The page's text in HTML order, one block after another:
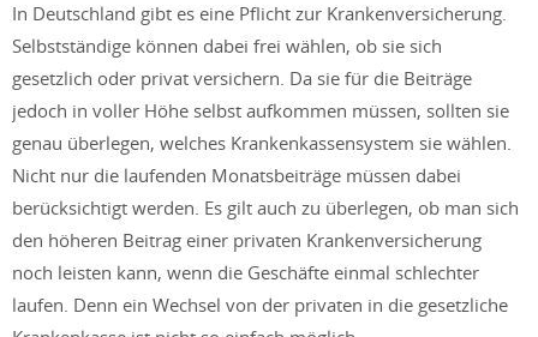
In Deutschland gibt es eine Pflicht zur Krankenversicherung.
Selbstständige können dabei frei wählen, ob sie sich
gesetzlich oder privat versichern. Da sie für die Beiträge
jedoch in voller Höhe selbst aufkommen müssen, sollten sie
genau überlegen, welches Krankenkassensystem sie wählen.
Nicht nur die laufenden Monatsbeiträge müssen dabei
berücksichtigt werden. Es gilt auch zu überlegen, ob man sich
den höheren Beitrag einer privaten Krankenversicherung
noch leisten kann, wenn die Geschäfte einmal schlechter
laufen. Denn ein Wechsel von der privaten in die gesetzliche